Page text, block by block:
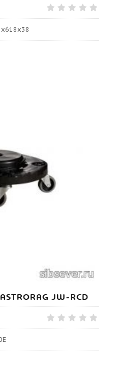
JW-RCD